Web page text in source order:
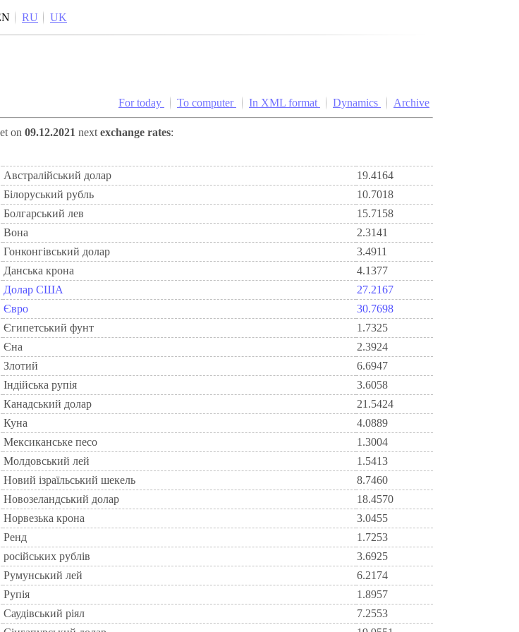
RU UK
For today To computer In XML format Dynamics Archive
on 09.12.2021 next exchange rates:
Австралійський долар
19.4164
Бiлоруський рубль
10.7018
Болгарський лев
15.7158
Вона
2.3141
Гонконгівський долар
3.4911
Данська крона
4.1377
Долар США
27.2167
Євро
30.7698
Єгипетський фунт
1.7325
Єна
2.3924
Злотий
6.6947
Індійська рупія
3.6058
Канадський долар
21.5424
Куна
4.0889
Мексиканське песо
1.3004
Молдовський лей
1.5413
Новий ізраїльський шекель
8.7460
Новозеландський долар
18.4570
Норвезька крона
3.0455
Ренд
1.7253
російських рублів
3.6925
Румунський лей
6.2174
Рупія
1.8957
Саудівський ріял
7.2553